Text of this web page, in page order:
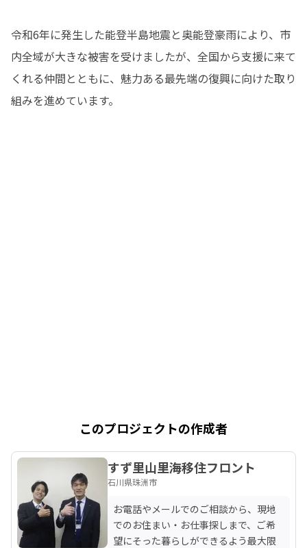
令和6年に発生した能登半島地震と奥能登豪雨により、市
内全域が大きな被害を受けましたが、全国から支援に来て
くれる仲間とともに、魅力ある最先端の復興に向けた取り
組みを進めています。
このプロジェクトの作成者
すず里山里海移住フロント
石川県珠洲市
お電話やメールでのご相談から、現地
でのお住まい・お仕事探しまで、ご希
望にそった暮らしができるよう最大限